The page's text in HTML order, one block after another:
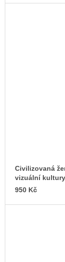
Civilizovaná
vizuální
950 Kč